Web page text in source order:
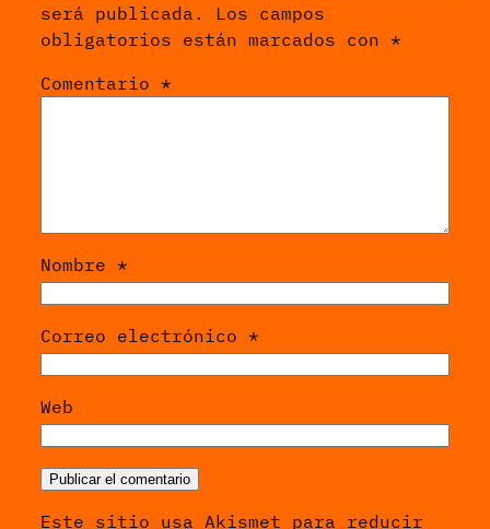
será publicada.
Los campos
obligatorios están marcados con *
Comentario *
Nombre *
Correo electrónico *
Web
Este sitio usa Akismet para reducir